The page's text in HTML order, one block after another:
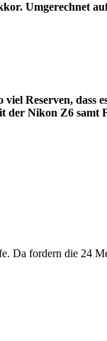
Umgerechnet
Reserven, dass
der Nikon Z6
Da fordern die 24